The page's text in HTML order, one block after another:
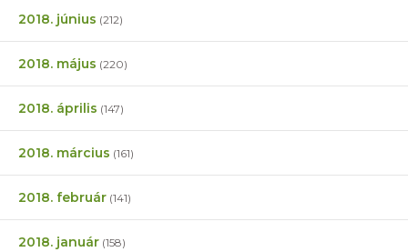
2018. június (212)
2018. május (220)
2018. április (147)
2018. március (161)
2018. február (141)
2018. január (158)